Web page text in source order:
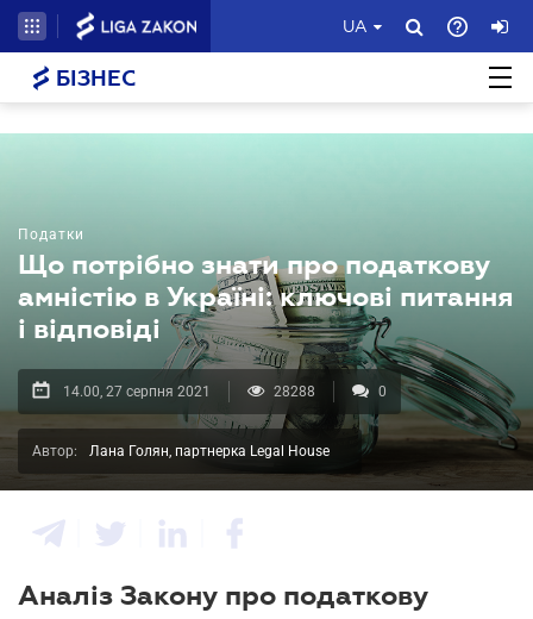
UA
БІЗНЕС
Податки
Що потрібно знати про податкову
амністію в Україні: ключові питання
і відповіді
14.00, 27 серпня 2021 28288 0
Автор: Лана Голян, партнерка Legal House
Аналіз Закону про податкову